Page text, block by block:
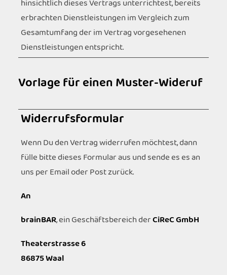
hinsichtlich dieses Vertrags unterrichtest, bereits
erbrachten Dienstleistungen im Vergleich zum
Gesamtumfang der im Vertrag vorgesehenen
Dienstleistungen entspricht.
Vorlage für einen Muster-Wideruf
Widerrufsformular
Wenn Du den Vertrag widerrufen möchtest, dann
fülle bitte dieses Formular aus und sende es es an
uns per Email oder Post zurück.
An
brainBAR, ein Geschäftsbereich derCiReC GmbH
Theaterstrasse 6
86875 Waal